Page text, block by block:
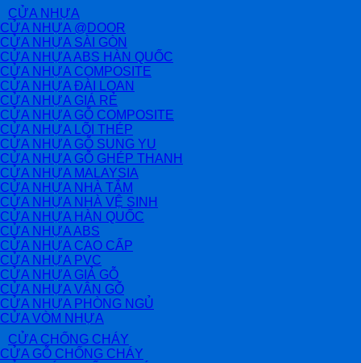
CỬA NHỰA
CỬA NHỰA @DOOR
CỬA NHỰA SÀI GÒN
CỬA NHỰA ABS HÀN QUỐC
CỬA NHỰA COMPOSITE
CỬA NHỰA ĐÀI LOAN
CỬA NHỰA GIÁ RẺ
CỬA NHỰA GỖ COMPOSITE
CỬA NHỰA LÕI THÉP
CỬA NHỰA GỖ SUNG YU
CỬA NHỰA GỖ GHÉP THANH
CỬA NHỰA MALAYSIA
CỬA NHỰA NHÀ TẮM
CỬA NHỰA NHÀ VỆ SINH
CỬA NHỰA HÀN QUỐC
CỬA NHỰA ABS
CỬA NHỰA CAO CẤP
CỬA NHỰA PVC
CỬA NHỰA GIẢ GỖ
CỬA NHỰA VÂN GỖ
CỬA NHỰA PHÒNG NGỦ
CỬA VÒM NHỰA
CỬA CHỐNG CHÁY
CỬA GỖ CHỐNG CHÁY